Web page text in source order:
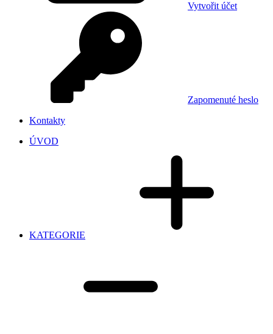
Vytvořit účet
Zapomenuté heslo
Kontakty
ÚVOD
KATEGORIE